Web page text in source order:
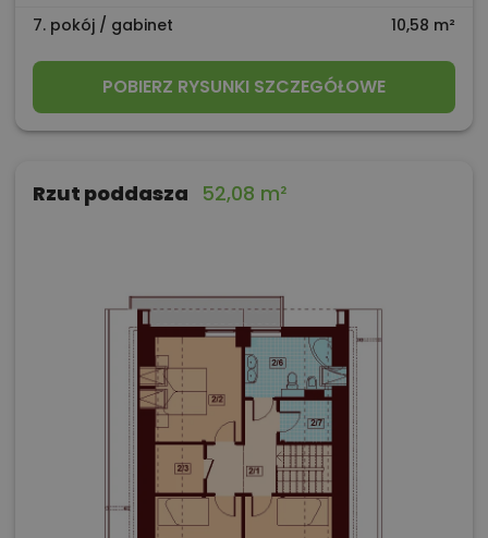
7. pokój / gabinet
10,58 m²
POBIERZ RYSUNKI SZCZEGÓŁOWE
Rzut poddasza 52,08 m²